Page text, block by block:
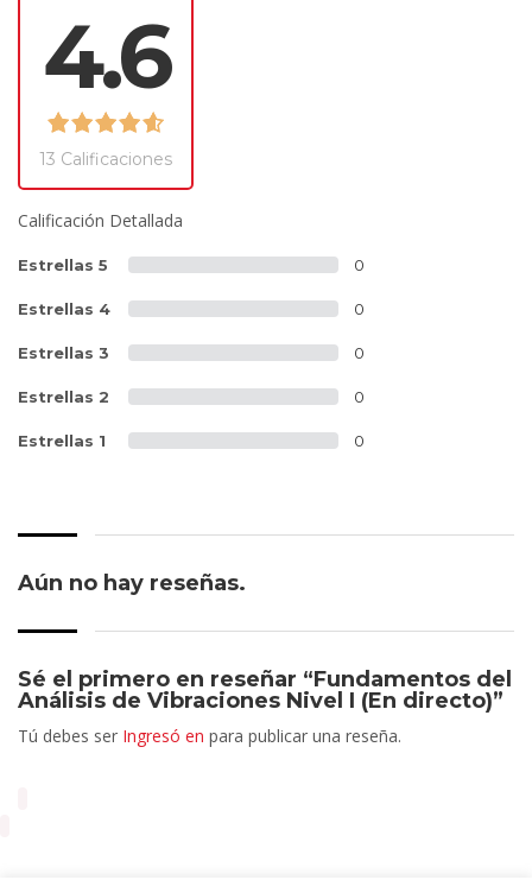
4.6
13 Calificaciones
Calificación Detallada
Estrellas 5 0
Estrellas 4 0
Estrellas 3 0
Estrellas 2 0
Estrellas 1 0
Aún no hay reseñas.
Sé el primero en reseñar “Fundamentos del
Análisis de Vibraciones Nivel I (En directo)”
Tú debes ser Ingresó en para publicar una reseña.